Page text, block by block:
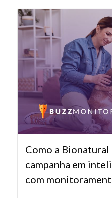
Como a
campanha em
com